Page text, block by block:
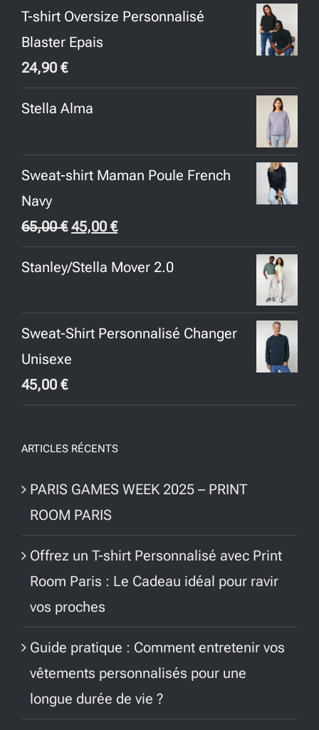
T-shirt Oversize Personnalisé
Blaster Epais
24,90€
Stella Alma
Sweat-shirt Maman Poule French
Navy
65,00€ Le
prix
initial
65,00 €.
45,00€Le
prix
actuel
45,00 €.
Stanley/Stella Mover 2.0
Sweat-Shirt Personnalisé Changer
Unisexe
45,00€
ARTICLES RÉCENTS
PARIS GAMES WEEK 2025 – PRINT
ROOM PARIS
Offrez un T-shirt Personnalisé avec Print
Room Paris : Le Cadeau idéal pour ravir
vos proches
Guide pratique : Comment entretenir vos
vêtements personnalisés pour une
longue durée de vie ?